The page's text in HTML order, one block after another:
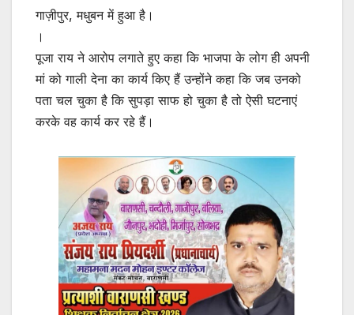
गाज़ीपुर, मधुबन में हुआ है।
।
पूजा राय ने आरोप लगाते हुए कहा कि भाजपा के लोग ही अपनी
मां को गाली देना का कार्य किए हैं उन्होंने कहा कि जब उनको
पता चल चुका है कि सुपड़ा साफ हो चुका है तो ऐसी घटनाएं
करके वह कार्य कर रहे हैं।